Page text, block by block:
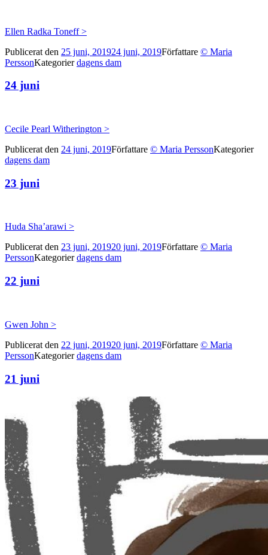
Ellen Radka Toneff >
Publicerat den 25 juni, 201924 juni, 2019Författare © Maria
PerssonKategorier dagens dam
24 juni
Cecile Pearl Witherington >
Publicerat den 24 juni, 2019Författare © Maria PerssonKategorier
dagens dam
23 juni
Huda Sha’arawi >
Publicerat den 23 juni, 201920 juni, 2019Författare © Maria
PerssonKategorier dagens dam
22 juni
Gwen John >
Publicerat den 22 juni, 201920 juni, 2019Författare © Maria
PerssonKategorier dagens dam
21 juni